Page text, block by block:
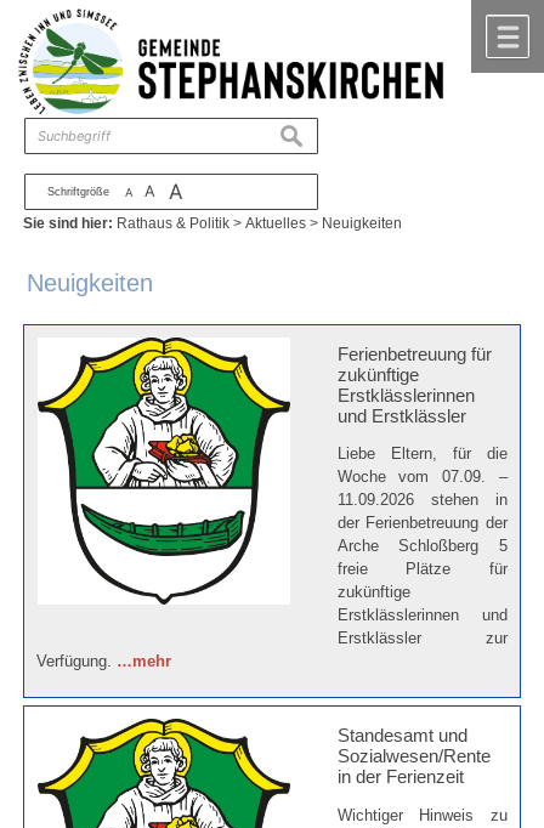
Zum Inhalt ,zur Navigation
Schriftgröße A A A
suchen
Sie sind hier: Rathaus & Politik >Aktuelles > Neuigkeiten
Neuigkeiten
Ferienbetreuung für
zukünftige
Erstklässlerinnen
und Erstklässler
Liebe Eltern, für die
Woche vom 07.09. –
11.09.2026 stehen in
der Ferienbetreuung der
Arche Schloßberg 5
freie Plätze für
zukünftige
Erstklässlerinnen und
Erstklässler zur
Verfügung. …mehr
Standesamt und
Sozialwesen/Rente
in der Ferienzeit
Wichtiger Hinweis zu